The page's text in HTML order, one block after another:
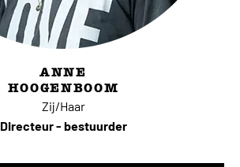
ANNE
HOOGENBOOM
Zij/Haar
Directeur - bestuurder